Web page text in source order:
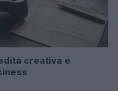
creativa e